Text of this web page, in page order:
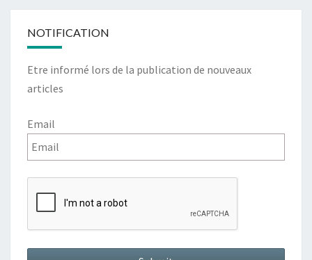
NOTIFICATION
Etre informé lors de la publication de nouveaux
articles
Email